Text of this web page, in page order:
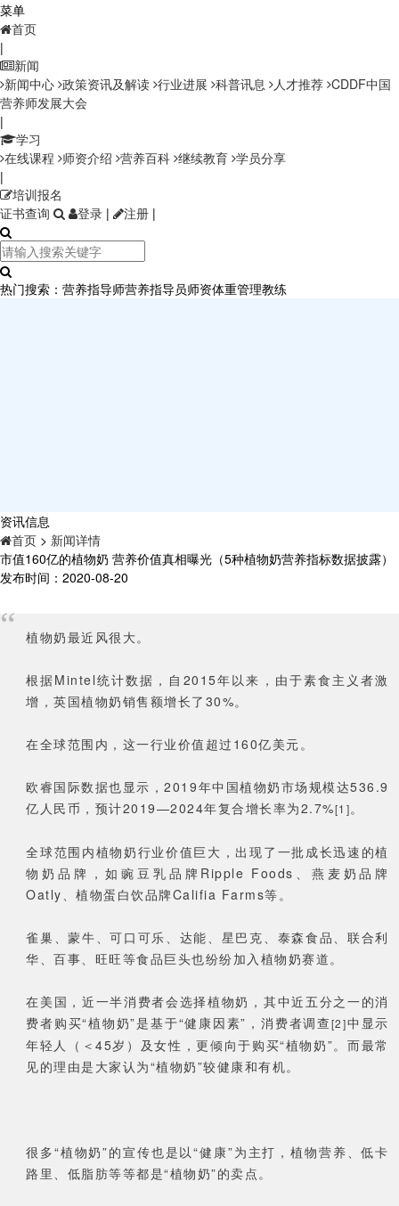
菜单
首页
|
新闻
新闻中心 政策资讯及解读 行业进展 科普讯息 人才推荐 CDDF中国
营养师发展大会
|
学习
在线课程 师资介绍 营养百科 继续教育 学员分享
|
培训报名
证书查询
登录 | 注册 |
热门搜索： 营养指导师营养指导员师资体重管理教练
资讯信息
首页 > 新闻详情
市值160亿的植物奶 营养价值真相曝光（5种植物奶营养指标数据披露）
发布时间：2020-08-20
“ 植物奶最近风很大。
根据Mintel统计数据，自2015年以来，由于素食主义者激
增，英国植物奶销售额增长了30%。
在全球范围内，这一行业价值超过160亿美元。
欧睿国际数据也显示，2019年中国植物奶市场规模达536.9
亿人民币，预计2019—2024年复合增长率为2.7%[1]。
全球范围内植物奶行业价值巨大，出现了一批成长迅速的植
物奶品牌，如豌豆乳品牌Ripple Foods、燕麦奶品牌
Oatly、植物蛋白饮品牌Califia Farms等。
雀巢、蒙牛、可口可乐、达能、星巴克、泰森食品、联合利
华、百事、旺旺等食品巨头也纷纷加入植物奶赛道。
在美国，近一半消费者会选择植物奶，其中近五分之一的消
费者购买“植物奶”是基于“健康因素”，消费者调查[2]中显示
年轻人（＜45岁）及女性，更倾向于购买“植物奶”。而最常
见的理由是大家认为“植物奶”较健康和有机。
很多“植物奶”的宣传也是以“健康”为主打，植物营养、低卡
路里、低脂肪等等都是“植物奶”的卖点。